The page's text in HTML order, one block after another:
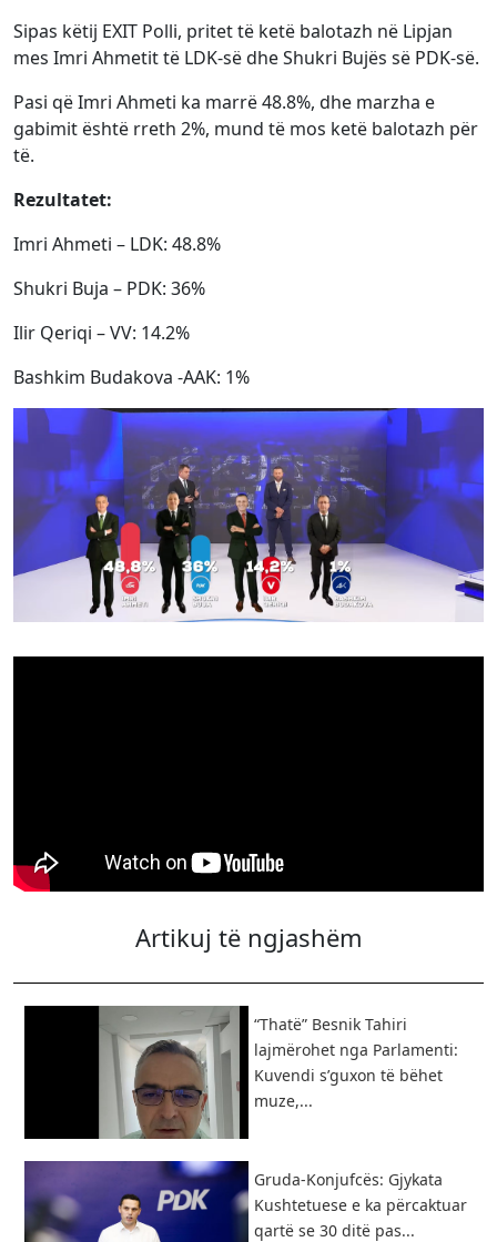
Sipas këtij EXIT Polli, pritet të ketë balotazh në Lipjan
mes Imri Ahmetit të LDK-së dhe Shukri Bujës së PDK-së.
Pasi që Imri Ahmeti ka marrë 48.8%, dhe marzha e
gabimit është rreth 2%, mund të mos ketë balotazh për
të.
Rezultatet:
Imri Ahmeti – LDK: 48.8%
Shukri Buja – PDK: 36%
Ilir Qeriqi – VV: 14.2%
Bashkim Budakova -AAK: 1%
Artikuj të ngjashëm
“Thatë” Besnik Tahiri
lajmërohet nga Parlamenti:
Kuvendi s’guxon të bëhet
muze,...
Gruda-Konjufcës: Gjykata
Kushtetuese e ka përcaktuar
qartë se 30 ditë pas...